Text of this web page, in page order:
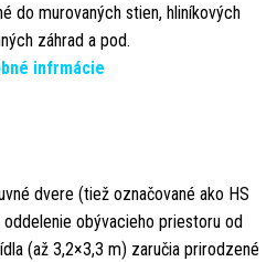
do murovaných stien, hliníkových
záhrad a pod.
infrmácie
dvere (tiež označované ako HS
obývacieho priestoru od
(až 3,2×3,3 m) zaručia prirodzené